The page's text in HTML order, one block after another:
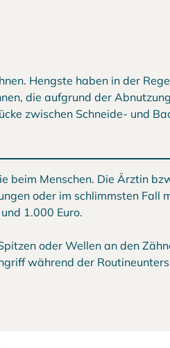
Hengste haben in der
die aufgrund der
zwischen Schneide- und
beim Menschen. Die Ärztin
oder im schlimmsten Fall
1.000 Euro.
oder Wellen an den
während der